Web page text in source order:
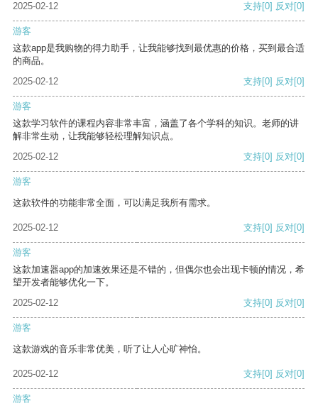
2025-02-12
支持[0] 反对[0]
游客
这款app是我购物的得力助手，让我能够找到最优惠的价格，买到最合适
的商品。
2025-02-12
支持[0] 反对[0]
游客
这款学习软件的课程内容非常丰富，涵盖了各个学科的知识。老师的讲
解非常生动，让我能够轻松理解知识点。
2025-02-12
支持[0] 反对[0]
游客
这款软件的功能非常全面，可以满足我所有需求。
2025-02-12 支持[0] 反对[0]
游客
这款加速器app的加速效果还是不错的，但偶尔也会出现卡顿的情况，希
望开发者能够优化一下。
2025-02-12
支持[0] 反对[0]
游客
这款游戏的音乐非常优美，听了让人心旷神怡。
2025-02-12 支持[0] 反对[0]
游客